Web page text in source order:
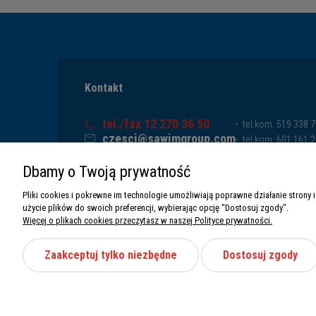
Kontakt
tel./fax 12 270 36 50
czesci@sawimgroup.com
32-080 Zabierzów
NIP: 5130284470
REGON: 5246591010
tel.kom. 519 338
tel.kom. 601 161
Dbamy o Twoją prywatność
Pliki cookies i pokrewne im technologie umożliwiają poprawne działanie
użycie plików do swoich preferencji, wybierając opcję "Dostosuj zgody".
Więcej o plikach cookies przeczytasz w naszej Polityce prywatności.
Zaakceptuj tylko niezbędne Dostosuj zgody